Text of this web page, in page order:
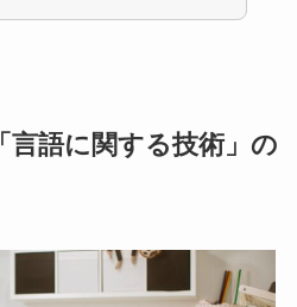
言語に関する技術」の